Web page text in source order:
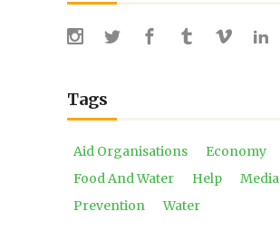
Tags
Aid Organisations Economy
Food And Water
Help Media
Prevention
Water